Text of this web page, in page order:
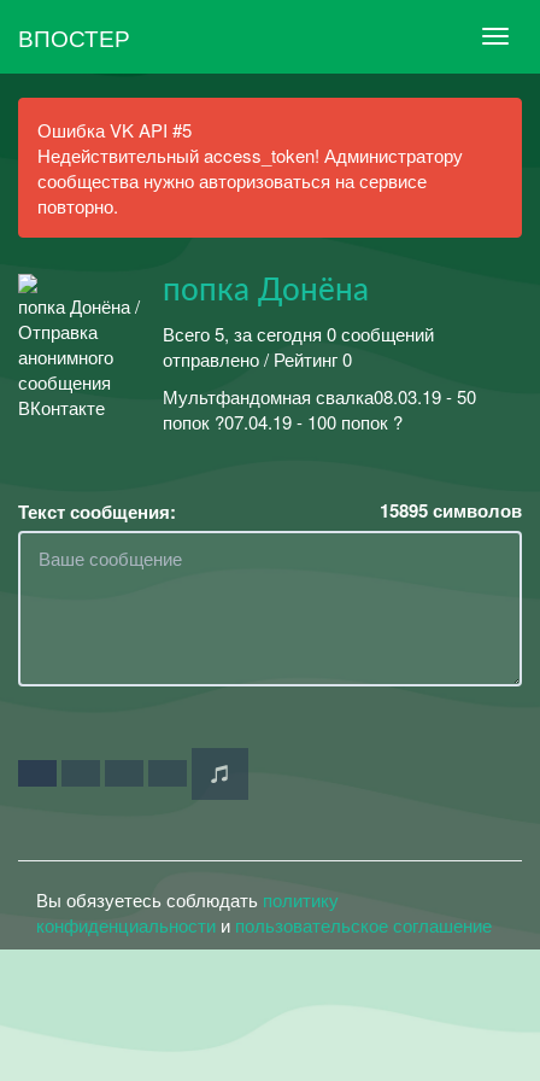
ВПОСТЕР
Ошибка VK API #5
Недействительный access_token! Администратору
сообщества нужно авторизоваться на сервисе
повторно.
попка Донёна
Всего 5, за сегодня 0 сообщений
отправлено / Рейтинг 0
Мультфандомная свалка08.03.19 - 50
попок ?07.04.19 - 100 попок ?
Текст сообщения: 15895символов
Вы обязуетесь соблюдать политику
конфиденциальности и пользовательское соглашение